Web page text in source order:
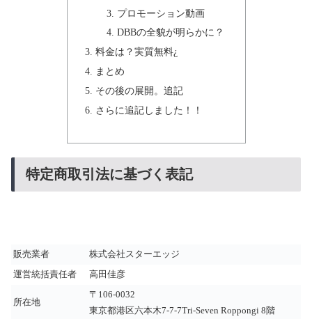
プロモーション動画
DBBの全貌が明らかに？
料金は？実質無料¿
まとめ
その後の展開。追記
さらに追記しました！！
特定商取引法に基づく表記
販売業者 株式会社スターエッジ
運営統括責任者 高田佳彦
所在地
〒106-0032
東京都港区六本木7-7-7Tri-Seven Roppongi 8階